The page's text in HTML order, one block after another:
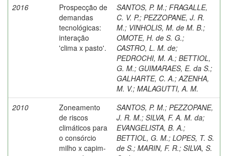
2016
Prospecção de
demandas
tecnológicas:
interação
'clima x pasto'.
SANTOS, P. M.; FRAGALLE,
C. V. P.; PEZZOPANE, J. R.
M.; VINHOLIS, M. de M. B.;
OMOTE, H. de S. G.;
CASTRO, L. M. de;
PEDROCHI, M. A.; BETTIOL,
G. M.; GUIMARAES, E. da S.;
GALHARTE, C. A.; AZENHA,
M. V.; MALAGUTTI, A. M.
2010
Zoneamento
de riscos
climáticos para
o consórcio
milho x capim-
SANTOS, P. M.; PEZZOPANE,
J. R. M.; SILVA, F. A. M. da;
EVANGELISTA, B. A.;
BETTIOL, G. M.; LOPES, T. S.
de S.; MARIN, F. R.; SILVA, S.